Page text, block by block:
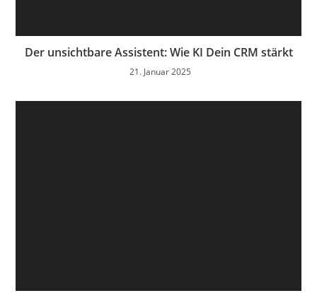
Der unsichtbare Assistent: Wie KI Dein CRM stärkt
21. Januar 2025